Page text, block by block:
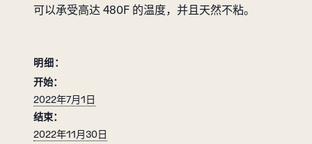
可以承受高达 480F 的温度，并且天然不粘。
明细：
开始：
2022年7月1日
结束：
2022年11月30日